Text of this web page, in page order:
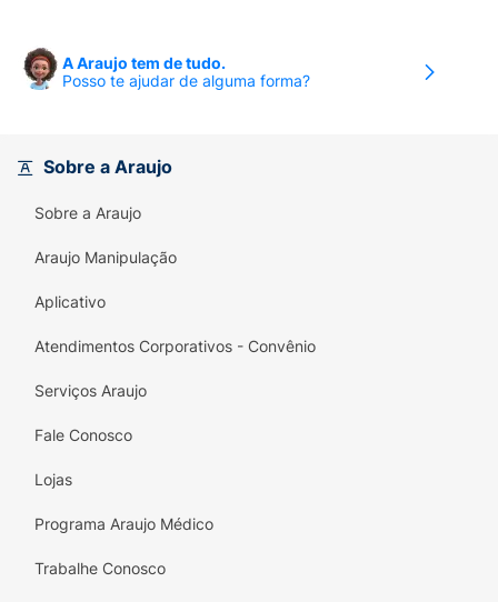
quebra
cabelos 100% fortes e saudáveis enquanto
ajuda a reduzir a queda de cabelo**
**Força contra a quebra vs. shampoo sem
ingredientes condicionantes.
A Araujo tem de tudo.
Posso te ajudar de alguma forma?
Sobre a Araujo
Sobre a Araujo
Araujo Manipulação
Aplicativo
Atendimentos Corporativos - Convênio
Serviços Araujo
Fale Conosco
Lojas
Programa Araujo Médico
Trabalhe Conosco